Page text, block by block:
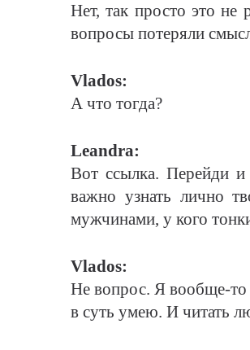
Нет, так просто это не
вопросы потеряли
Vlados:
А что тогда?
Leandra:
Вот ссылка. Перейди и
важно узнать лично
мужчинами, у кого
Vlados:
Не вопрос. Я вообще-то
в суть умею. И читать